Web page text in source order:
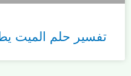
تفسير حلم الميت